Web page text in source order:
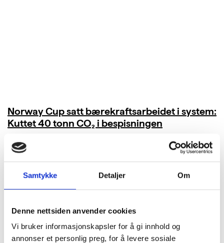
Samtykke Detaljer Om
Denne nettsiden anvender cookies
Vi bruker informasjonskapsler for å gi innhold og
annonser et personlig preg, for å levere sosiale
Norway Cup satt bærekraftsarbeidet i system:
Kuttet 40 tonn CO₂ i bespisningen
LES MER